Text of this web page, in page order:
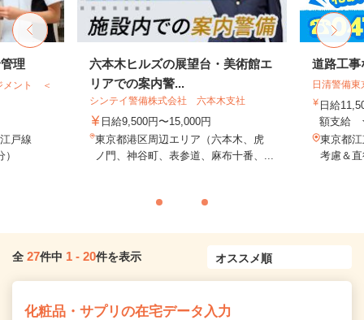
理
メント ＜
戸線
六本木ヒルズの展望台・美術館エ
リアでの案内警...
シンテイ警備株式会社 六本木支社
日給9,500円〜15,000円
東京都港区周辺エリア（六本木、虎
ノ門、神谷町、表参道、麻布十番、...
道路工事
日清警備
日給
額支給
東京都
考慮＆
全 27件中 1 - 20件を表示
化粧品・サプリの在宅データ入力